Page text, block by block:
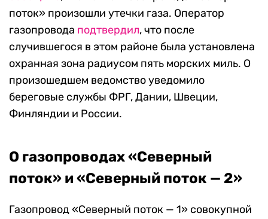
поток» произошли утечки газа. Оператор
газопровода подтвердил, что после
случившегося в этом районе была установлена
охранная зона радиусом пять морских миль. О
произошедшем ведомство уведомило
береговые службы ФРГ, Дании, Швеции,
Финляндии и России.
О газопроводах «Северный
поток» и «Северный поток — 2»
Газопровод «Северный поток — 1» совокупной